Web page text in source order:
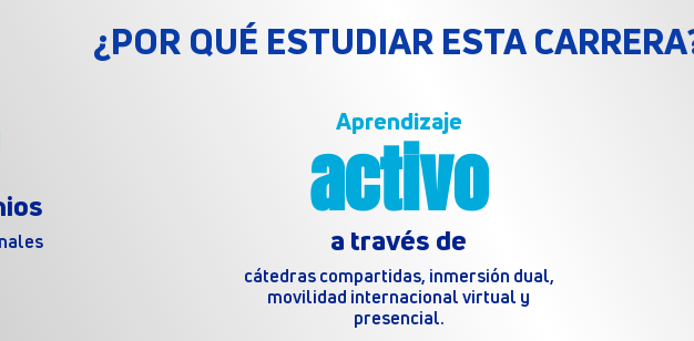
¿POR QUÉ ESTUDIAR ESTA
Aprendizaje
activo
a través de
cátedras compartidas, inmersión dual,
movilidad internacional virtual y
presencial.